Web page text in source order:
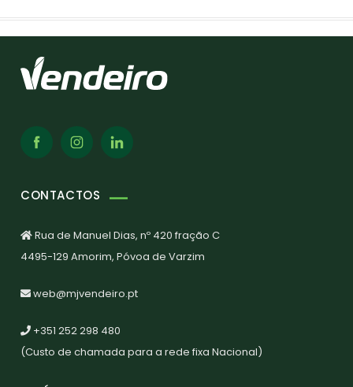
CONTACTOS
Rua de Manuel Dias, nº 420 fração C
4495-129 Amorim, Póvoa de Varzim
web@mjvendeiro.pt
+351 252 298 480
(Custo de chamada para a rede fixa Nacional)